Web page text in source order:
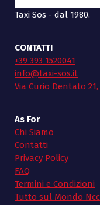
Taxi Sos - dal 1980.
CONTATTI
+39 393 1520041
info@taxi-sos.it
Via Curio Dentato
As For
Chi Siamo
Contatti
Privacy Policy
FAQ
Termini e Condizioni
Tutto sul Mondo Ncc